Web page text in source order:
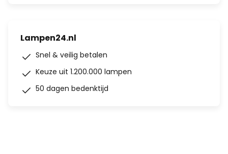
Lampen24.nl
Snel & veilig betalen
Keuze uit 1.200.000 lampen
50 dagen bedenktijd